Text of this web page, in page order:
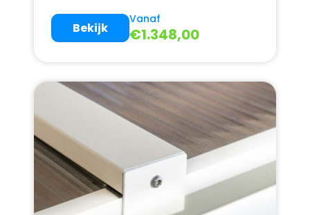
Vanaf
€1.348,00
Bekijk